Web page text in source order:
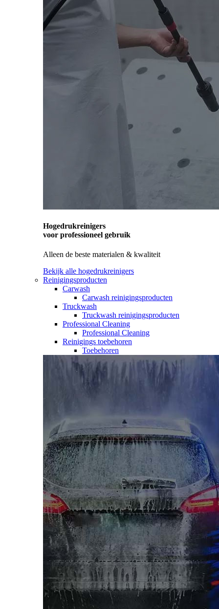
Hogedrukreinigers
voor professioneel gebruik
Alleen de beste materialen & kwaliteit
Bekijk alle hogedrukreinigers
Reinigingsproducten
Carwash
Carwash reinigingsproducten
Truckwash
Truckwash reinigingsproducten
Professional Cleaning
Professional Cleaning
Reinigings toebehoren
Toebehoren